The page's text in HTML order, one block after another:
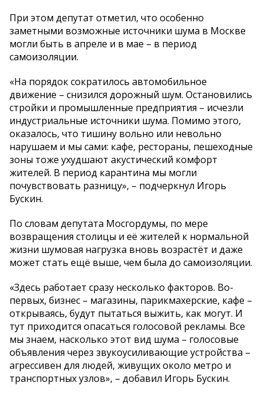
При этом депутат отметил, что особенно
заметными возможные источники шума в Москве
могли быть в апреле и в мае – в период
самоизоляции.
«На порядок сократилось автомобильное
движение – снизился дорожный шум. Остановились
стройки и промышленные предприятия – исчезли
индустриальные источники шума. Помимо этого,
оказалось, что тишину вольно или невольно
нарушаем и мы сами: кафе, рестораны, пешеходные
зоны тоже ухудшают акустический комфорт
жителей. В период карантина мы могли
почувствовать разницу», – подчеркнул Игорь
Бускин.
По словам депутата Мосгордумы, по мере
возвращения столицы и её жителей к нормальной
жизни шумовая нагрузка вновь возрастёт и даже
может стать ещё выше, чем была до самоизоляции.
«Здесь работает сразу несколько факторов. Во-
первых, бизнес – магазины, парикмахерские, кафе –
открываясь, будут пытаться выжить, как могут. И
тут приходится опасаться голосовой рекламы. Все
мы знаем, насколько этот вид шума – голосовые
объявления через звукоусиливающие устройства –
агрессивен для людей, живущих около метро и
транспортных узлов», – добавил Игорь Бускин.